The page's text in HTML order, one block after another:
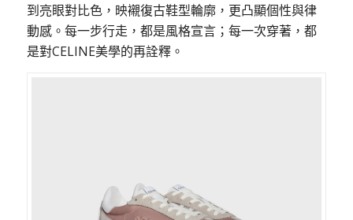
到亮眼對比色，映襯復古鞋型輪廓，更凸顯個性與律
動感。每一步行走，都是風格宣言；每一次穿著，都
是對CELINE美學的再詮釋。